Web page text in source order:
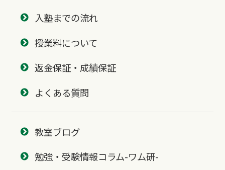
入塾までの流れ
授業料について
返金保証・成績保証
よくある質問
教室ブログ
勉強・受験情報コラム-ワム研-